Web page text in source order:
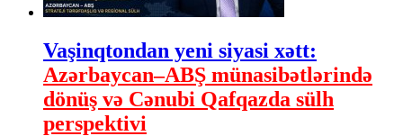
Vaşinqtondan yeni siyasi xətt:
Azərbaycan–ABŞ münasibətlərində
dönüş və Cənubi Qafqazda sülh
perspektivi